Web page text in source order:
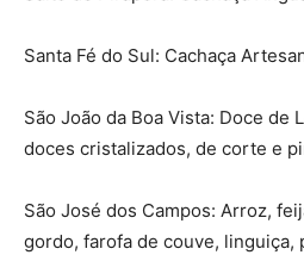
Santa Fé do Sul: Cachaça
São João da Boa Vista: Doce de
doces cristalizados, de corte e
São José dos Campos: Arroz,
gordo, farofa de couve, linguiça,